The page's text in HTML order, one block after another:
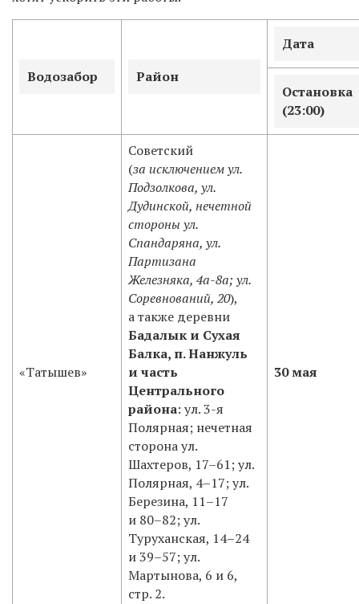
Водозабор Район
Дата
Остановка
(23:00)
«Татышев»
Советский
(за исключением ул.
Подзолкова, ул.
Дудинской, нечетной
стороны ул.
Спандаряна, ул.
Партизана
Железняка, 4а-8а; ул.
Соревнований, 20),
а также деревни
Бадалык и Сухая
Балка, п. Нанжуль
и часть
Центрального
района: ул. 3-я
Полярная; нечетная
сторона ул.
Шахтеров, 17–61; ул.
Полярная, 4–17; ул.
Березина, 11–17
и 80–82; ул.
Туруханская, 14–24
и 39–57; ул.
Мартынова, 6 и 6,
стр. 2.
30 мая